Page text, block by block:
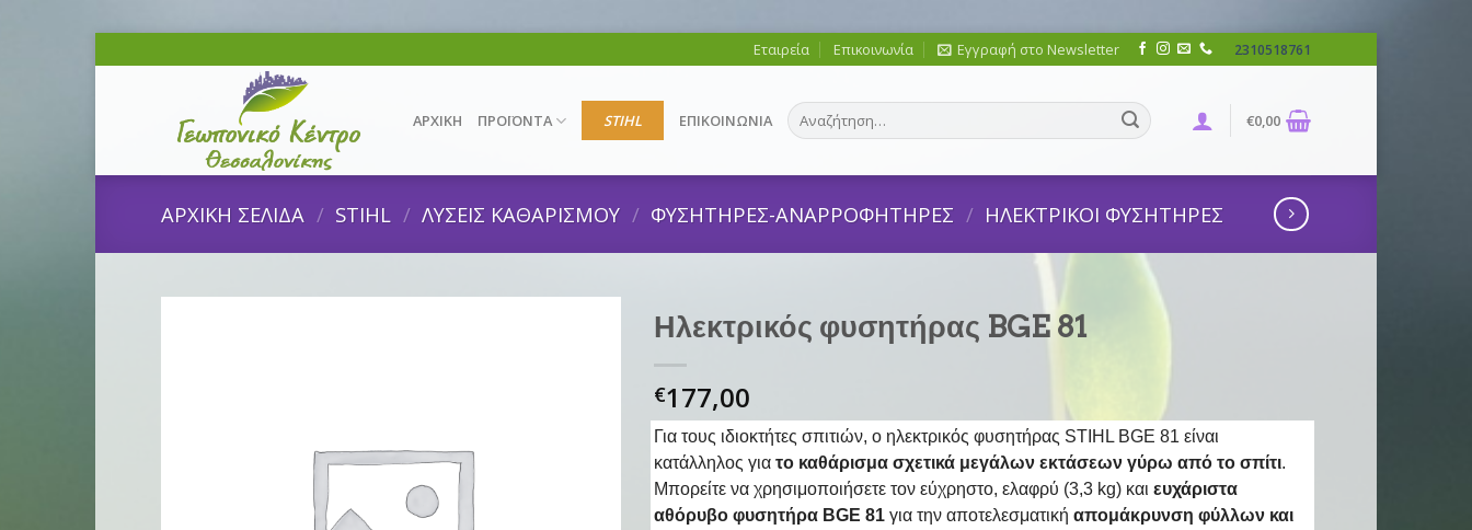
to
Εταιρεία Επικοινωνία Εγγραφή στο Newsletter 2310518761
ΑΡΧΙΚΗ ΠΡΟΪΟΝΤΑ STIHL ΕΠΙΚΟΙΝΩΝΙΑ
Αναζήτηση
για:
€0,00
ΑΡΧΙΚΗ ΣΕΛΙΔΑ / STIHL / ΛΥΣΕΙΣ ΚΑΘΑΡΙΣΜΟΥ / ΦΥΣΗΤΗΡΕΣ-ΑΝΑΡΡΟΦΗΤΗΡΕΣ / ΗΛΕΚΤΡΙΚΟΙ ΦΥΣΗΤΗΡΕΣ
Ηλεκτρικός φυσητήρας BGE 81
€177,00
Για τους ιδιοκτήτες σπιτιών, ο ηλεκτρικός φυσητήρας STIHL BGE 81 είναι
κατάλληλος για το καθάρισμα σχετικά μεγάλων εκτάσεων γύρω από το σπίτι.
Μπορείτε να χρησιμοποιήσετε τον εύχρηστο, ελαφρύ (3,3 kg) και ευχάριστα
αθόρυβο φυσητήρα BGE 81 για την αποτελεσματική απομάκρυνση φύλλων και